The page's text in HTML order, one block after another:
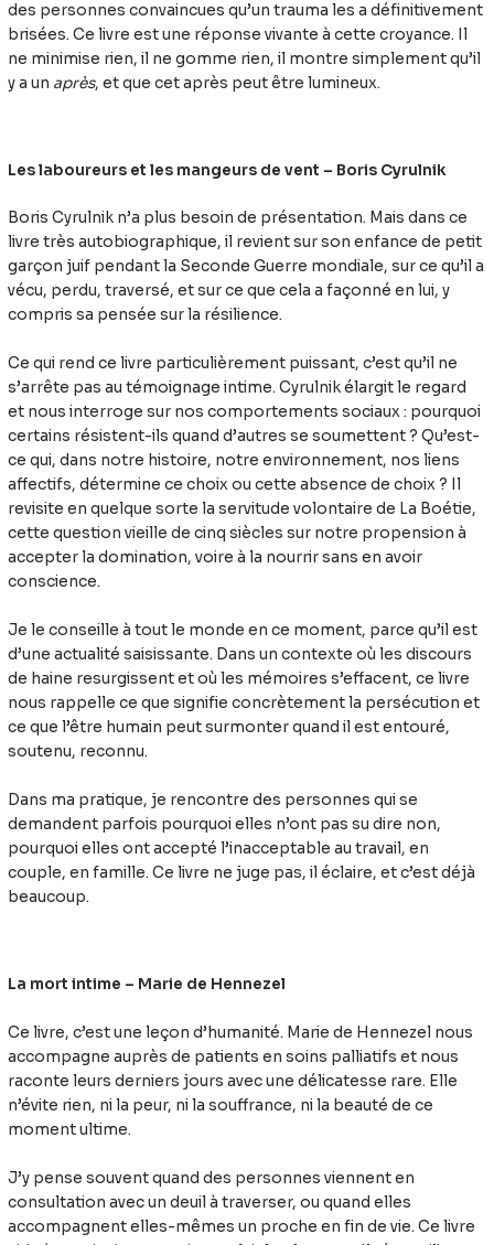
des personnes convaincues qu’un trauma les a définitivement
brisées. Ce livre est une réponse vivante à cette croyance. Il
ne minimise rien, il ne gomme rien, il montre simplement qu’il
y a un après, et que cet après peut être lumineux.
Les laboureurs et les mangeurs de vent – Boris Cyrulnik
Boris Cyrulnik n’a plus besoin de présentation. Mais dans ce
livre très autobiographique, il revient sur son enfance de petit
garçon juif pendant la Seconde Guerre mondiale, sur ce qu’il a
vécu, perdu, traversé, et sur ce que cela a façonné en lui, y
compris sa pensée sur la résilience.
Ce qui rend ce livre particulièrement puissant, c’est qu’il ne
s’arrête pas au témoignage intime. Cyrulnik élargit le regard
et nous interroge sur nos comportements sociaux : pourquoi
certains résistent-ils quand d’autres se soumettent ? Qu’est-
ce qui, dans notre histoire, notre environnement, nos liens
affectifs, détermine ce choix ou cette absence de choix ? Il
revisite en quelque sorte la servitude volontaire de La Boétie,
cette question vieille de cinq siècles sur notre propension à
accepter la domination, voire à la nourrir sans en avoir
conscience.
Je le conseille à tout le monde en ce moment, parce qu’il est
d’une actualité saisissante. Dans un contexte où les discours
de haine resurgissent et où les mémoires s’effacent, ce livre
nous rappelle ce que signifie concrètement la persécution et
ce que l’être humain peut surmonter quand il est entouré,
soutenu, reconnu.
Dans ma pratique, je rencontre des personnes qui se
demandent parfois pourquoi elles n’ont pas su dire non,
pourquoi elles ont accepté l’inacceptable au travail, en
couple, en famille. Ce livre ne juge pas, il éclaire, et c’est déjà
beaucoup.
La mort intime – Marie de Hennezel
Ce livre, c’est une leçon d’humanité. Marie de Hennezel nous
accompagne auprès de patients en soins palliatifs et nous
raconte leurs derniers jours avec une délicatesse rare. Elle
n’évite rien, ni la peur, ni la souffrance, ni la beauté de ce
moment ultime.
J’y pense souvent quand des personnes viennent en
consultation avec un deuil à traverser, ou quand elles
accompagnent elles-mêmes un proche en fin de vie. Ce livre